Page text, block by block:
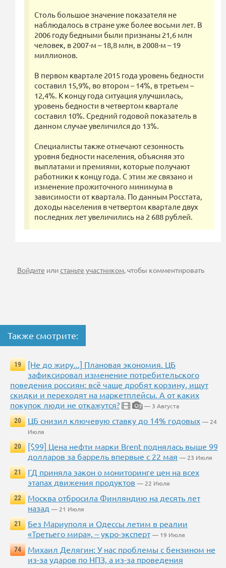
Столь большое значение показателя не
наблюдалось в стране уже более восьми лет. В
2006 году бедными были признаны 21,6 млн
человек, в 2007-м – 18,8 млн, в 2008-м – 19
миллионов.
В первом квартале 2015 года уровень бедности
составил 15,9%, во втором – 14%, в третьем –
12,4%. К концу года ситуация улучшилась,
уровень бедности в четвертом квартале
составил 10%. Средний годовой показатель в
данном случае увеличился до 13%.
Специалисты также отмечают сезонность
уровня бедности населения, объясняя это
выплатами и премиями, которые получают
работники к концу года. С этим же связано и
изменение прожиточного минимума в
зависимости от квартала. По данным Росстата,
доходы населения в четвертом квартале двух
последних лет увеличились на 2 688 рублей.
Войдите илистаньте участником, чтобы комментировать
Также смотрите:
19
[Не до жиру...] Плановая экономия. ЦБ
зафиксировал изменение потребительского
поведения россиян: всё чаще дробят корзину, ищут
скидки и переходят на маркетплейсы. А от каких
покупок люди не откажутся?
7 — 3 Августа
20
ЦБ снизил ключевую ставку до 14% годовых — 24
Июля
20
[$99] Цена нефти марки Brent поднялась выше 99
долларов за баррель впервые с 22 мая — 23 Июля
21
ГД приняла закон о мониторинге цен на всех
этапах движения продуктов — 22 Июля
22
Москва отбросила Финляндию на десять лет
назад — 21 Июля
21
Без Мариуполя и Одессы летим в реалии
«Третьего мира», – укро-эксперт — 19 Июля
74
Михаил Делягин: У нас проблемы с бензином не
из-за ударов по НПЗ, а из-за проведения